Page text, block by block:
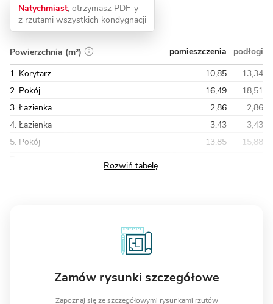
Natychmiast, otrzymasz PDF-y
z rzutami wszystkich kondygnacji
Powierzchnia (m²) pomieszczenia
podłogi
1. Korytarz
10,85
13,34
2. Pokój
16,49
18,51
3. Łazienka
2,86
2,86
4. Łazienka
3,43
3,43
5. Pokój
13,85
15,88
Zamów rysunki szczegółowe
Zapoznaj się ze szczegółowymi rysunkami rzutów